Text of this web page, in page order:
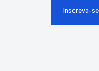
Inscreva-